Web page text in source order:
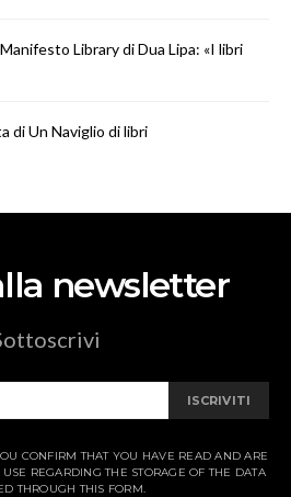
Library di Dua Lipa: «I libri
di Un Naviglio di libri
newsletter
ISCRIVITI
CONFIRM THAT YOU HAVE READ AND ARE
REGARDING THE STORAGE OF THE DATA
THROUGH THIS FORM.